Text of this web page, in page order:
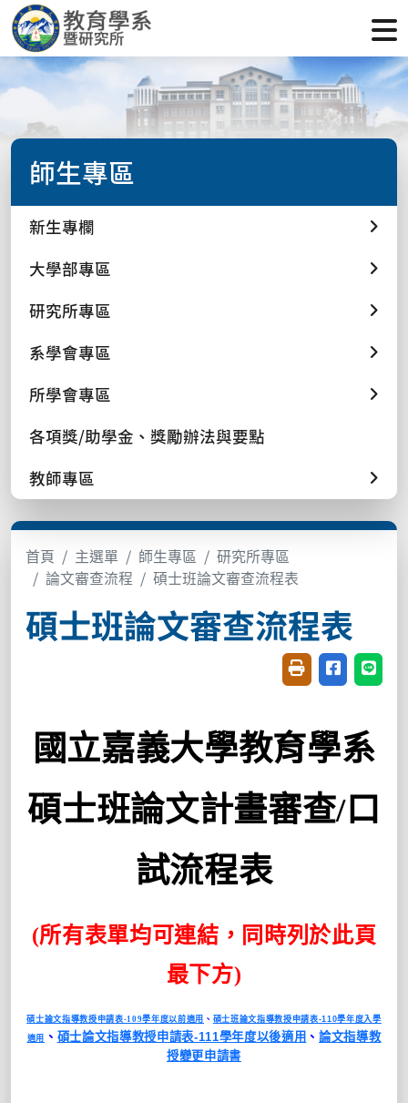
師生專區
新生專欄
大學部專區
研究所專區
系學會專區
所學會專區
各項獎/助學金、獎勵辦法與要點
教師專區
首頁 主選單 師生專區
研究所專區
論文審查流程
碩士班論文審查流程表
碩士班論文審查流程表
友善列印(開新視
分享至臉書
分享
國立嘉義大學教育學系
碩士班論文計畫審查/口
試流程表
(所有表單均可連結，同時列於此頁
最下方)
碩士論文指導教授申請表-109學年度以前適用 、 碩士班論文指導教授申請表-110學年度入學
適用 、 碩士論文指導教授申請表-111學年度以後適用 、論文指導教
授變更申請書